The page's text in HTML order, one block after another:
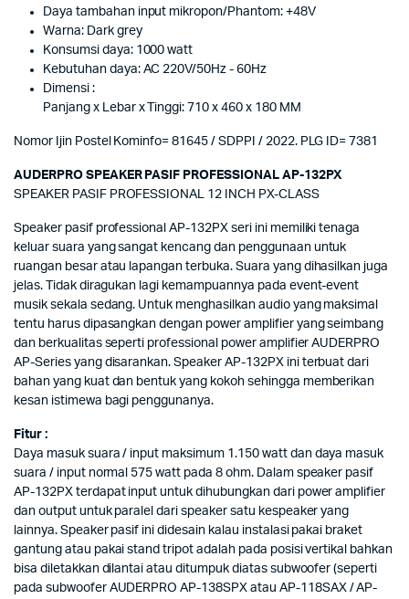
Daya tambahan input mikropon/Phantom: +48V
Warna: Dark grey
Konsumsi daya: 1000 watt
Kebutuhan daya: AC 220V/50Hz - 60Hz
Dimensi :
Panjang x Lebar x Tinggi: 710 x 460 x 180 MM
Nomor Ijin Postel Kominfo= 81645 / SDPPI / 2022. PLG ID= 7381
AUDERPRO SPEAKER PASIF PROFESSIONAL AP-132PX
SPEAKER PASIF PROFESSIONAL 12 INCH PX-CLASS
Speaker pasif professional AP-132PX seri ini memiliki tenaga
keluar suara yang sangat kencang dan penggunaan untuk
ruangan besar atau lapangan terbuka. Suara yang dihasilkan juga
jelas. Tidak diragukan lagi kemampuannya pada event-event
musik sekala sedang. Untuk menghasilkan audio yang maksimal
tentu harus dipasangkan dengan power amplifier yang seimbang
dan berkualitas seperti professional power amplifier AUDERPRO
AP-Series yang disarankan. Speaker AP-132PX ini terbuat dari
bahan yang kuat dan bentuk yang kokoh sehingga memberikan
kesan istimewa bagi penggunanya.
Fitur :
Daya masuk suara / input maksimum 1.150 watt dan daya masuk
suara / input normal 575 watt pada 8 ohm. Dalam speaker pasif
AP-132PX terdapat input untuk dihubungkan dari power amplifier
dan output untuk paralel dari speaker satu kespeaker yang
lainnya. Speaker pasif ini didesain kalau instalasi pakai braket
gantung atau pakai stand tripot adalah pada posisi vertikal bahkan
bisa diletakkan dilantai atau ditumpuk diatas subwoofer (seperti
pada subwoofer AUDERPRO AP-138SPX atau AP-118SAX / AP-